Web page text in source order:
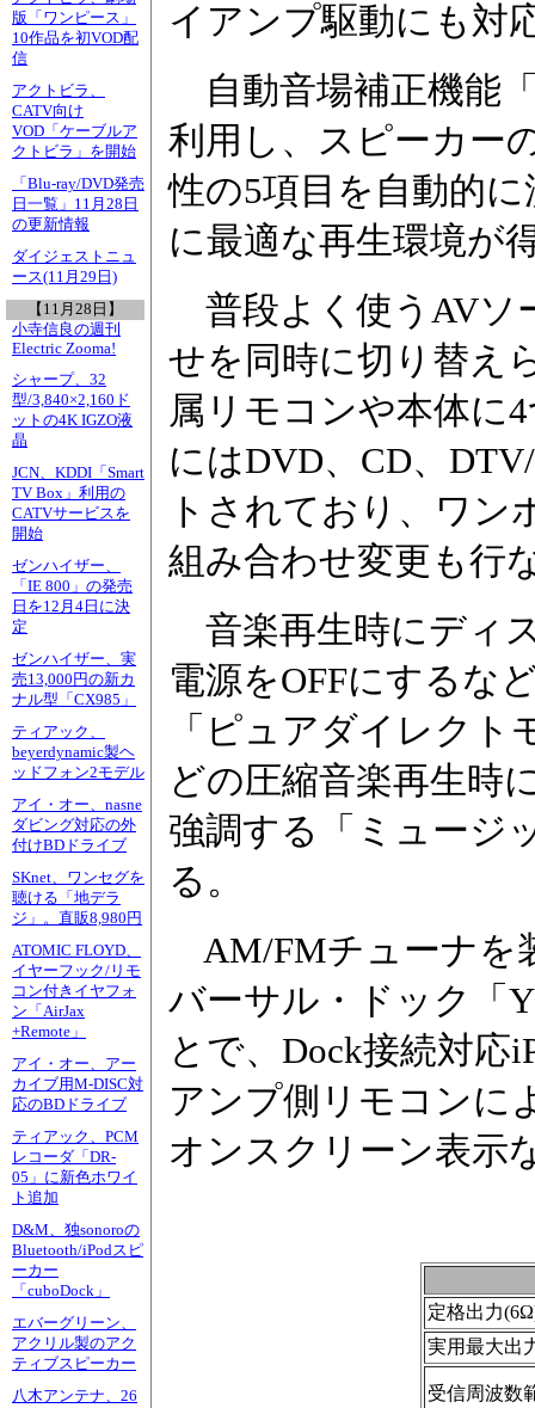
版「ワンピース」
10作品を初VOD配
信
アクトビラ、
CATV向け
VOD「ケーブルア
クトビラ」を開始
「Blu-ray/DVD発売
日一覧」11月28日
の更新情報
ダイジェストニュ
ース(11月29日)
【11月28日】
小寺信良の週刊
Electric Zooma!
シャープ、32
型/3,840×2,160ド
ットの4K IGZO液
晶
JCN、KDDI「Smart
TV Box」利用の
CATVサービスを
開始
ゼンハイザー、
「IE 800」の発売
日を12月4日に決
定
ゼンハイザー、実
売13,000円の新カ
ナル型「CX985」
ティアック、
beyerdynamic製ヘ
ッドフォン2モデル
アイ・オー、nasne
ダビング対応の外
付けBDドライブ
SKnet、ワンセグを
聴ける「地デラ
ジ」。直販8,980円
ATOMIC FLOYD、
イヤーフック/リモ
コン付きイヤフォ
ン「AirJax
+Remote」
アイ・オー、アー
カイブ用M-DISC対
応のBDドライブ
ティアック、PCM
レコーダ「DR-
05」に新色ホワイ
ト追加
D&M、独sonoroの
Bluetooth/iPodスピ
ーカー
「cuboDock」
エバーグリーン、
アクリル製のアク
ティブスピーカー
八木アンテナ、26
イアンプ駆動にも対
自動音場補正機能
利用し、スピーカー
性の5項目を自動的
に最適な再生環境が
普段よく使うAVソ
せを同時に切り替え
属リモコンや本体に
にはDVD、CD、
トされており、ワ
組み合わせ変更も行
音楽再生時にディ
電源をOFFにするな
「ピュアダイレク
どの圧縮音楽再生時
強調する「ミュージ
る。
AM/FMチューナを
バーサル・ドック「
とで、Dock接続対応
アンプ側リモコンに
オンスクリーン表示
定格出力
実用最大出
受信周波数